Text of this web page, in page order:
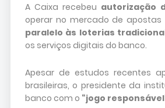
A Caixa recebeu autorização
operar no mercado de apostas
paralelo às loterias
os serviços digitais do banco.
Apesar de estudos recentes
brasileiras, o presidente da
banco com o “jogo